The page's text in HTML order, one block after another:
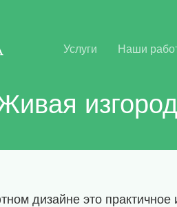
Услуги Наши
дизайне это